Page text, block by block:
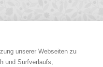
Ausrüstung
unserer Webseiten zu
und Surfverlaufs,